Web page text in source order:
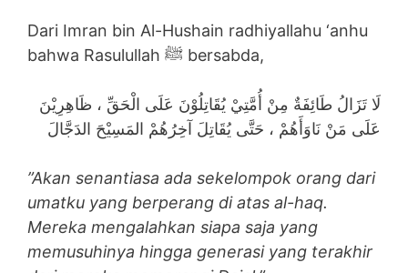
Dari Imran bin Al-Hushain radhiyallahu ‘anhu
bahwa Rasulullah ﷺ bersabda,
عَلَى مَنْ نَاوَأَهُمْ ، حَتَّى يُقَاتِلَ آخِرُهُمْ المَسِيْحَ الدَجَّالَ
”Akan senantiasa ada sekelompok orang dari
umatku yang berperang di atas al-haq.
Mereka mengalahkan siapa saja yang
memusuhinya hingga generasi yang terakhir